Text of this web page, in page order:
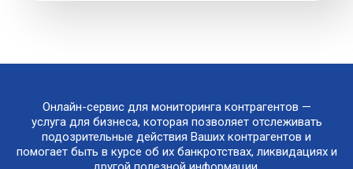
Онлайн-сервис для мониторинга контрагентов —
услуга для бизнеса, которая позволяет отслеживать
подозрительные действия Ваших контрагентов и
помогает быть в курсе об их банкротствах, ликвидациях и